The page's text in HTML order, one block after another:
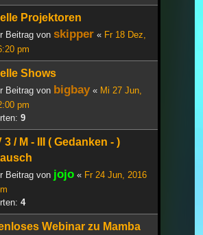
Projektoren
Beitrag von skipper « Fr 18 Dez,
pm
Shows
Beitrag von bigbay« Mi 27 Jun,
pm
9
3 / M - III ( Gedanken - )
Beitrag von jojo « Fr 24 Jun, 2016
4
Webinar zu Mamba